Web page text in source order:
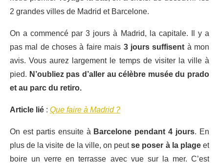
2 grandes villes de Madrid et Barcelone.
On a commencé par 3 jours à Madrid, la capitale. Il y a
pas mal de choses à faire mais 3 jours suffisent à mon
avis. Vous aurez largement le temps de visiter la ville à
pied. N’oubliez pas d’aller au célèbre musée du prado
et au parc du retiro.
Article lié : Que faire à Madrid ?
On est partis ensuite à Barcelone pendant 4 jours. En
plus de la visite de la ville, on peutse poser à la plageet
boire un verre en terrasse avec vue sur la mer. C’est